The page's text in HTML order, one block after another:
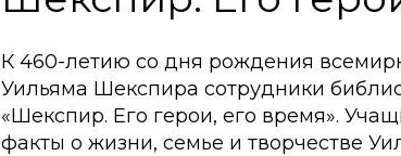
К 460-летию со дня рождения
Уильяма Шекспира сотрудники
«Шекспир. Его герои, его время».
факты о жизни, семье и творчестве